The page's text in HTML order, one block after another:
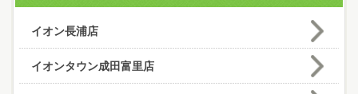
イオン長浦店
イオンタウン成田富里店